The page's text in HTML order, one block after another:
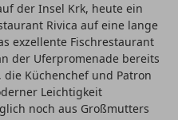
der Insel Krk, heute ein
Rivica auf eine lange
exzellente Fischrestaurant
der Uferpromenade bereits
die Küchenchef und Patron
Leichtigkeit
noch aus Großmutters